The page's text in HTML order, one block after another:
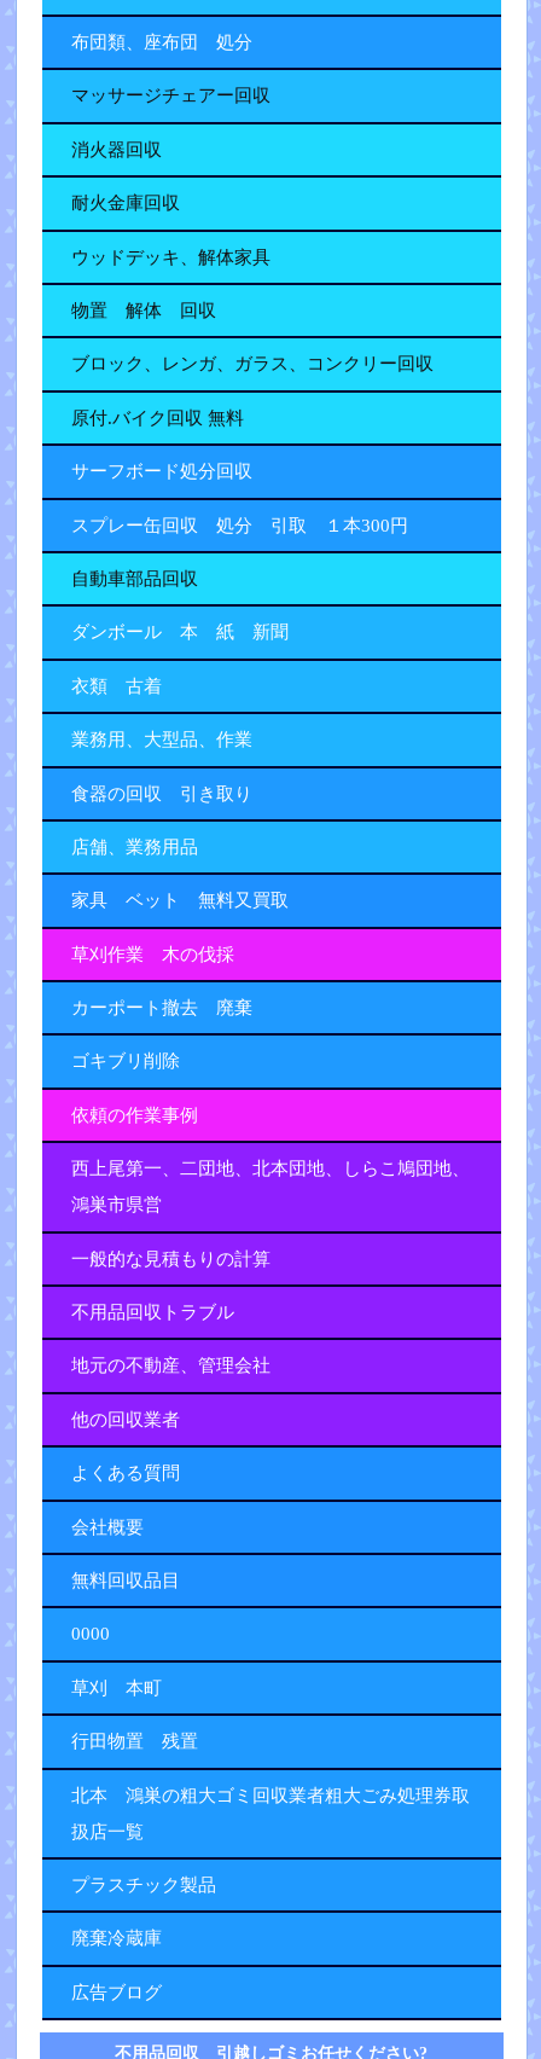
布団類、座布団 処分
マッサージチェアー回収
消火器回収
耐火金庫回収
ウッドデッキ、解体家具
物置 解体 回収
ブロック、レンガ、ガラス、コンクリー回収
原付.バイク回収 無料
サーフボード処分回収
スプレー缶回収 処分 引取 １本300円
自動車部品回収
ダンボール 本 紙 新聞
衣類 古着
業務用、大型品、作業
食器の回収 引き取り
店舗、業務用品
家具 ベット 無料又買取
草刈作業 木の伐採
カーポート撤去 廃棄
ゴキブリ削除
依頼の作業事例
西上尾第一、二団地、北本団地、しらこ鳩団地、
鴻巣市県営
一般的な見積もりの計算
不用品回収トラブル
地元の不動産、管理会社
他の回収業者
よくある質問
会社概要
無料回収品目
0000
草刈 本町
行田物置 残置
北本 鴻巣の粗大ゴミ回収業者粗大ごみ処理券取
扱店一覧
プラスチック製品
廃棄冷蔵庫
広告ブログ
不用品回収 引越しゴミお任せください?